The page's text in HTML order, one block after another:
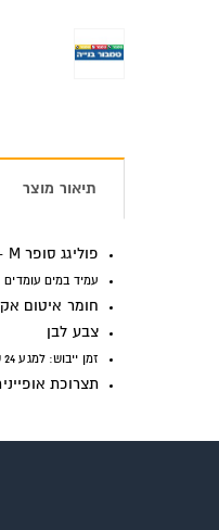
תיאור מוצר
פוליגג סופר M
עמיד במים עומדים
חומר איטום
צבע לבן
זמן ייבוש: למגע 24 שעות, ייבוש סופי שבעה ימים
תצרוכת אופיינית: 1 ק''ג למ''ר להלבנה, 2.5 ק''ג למ''ר